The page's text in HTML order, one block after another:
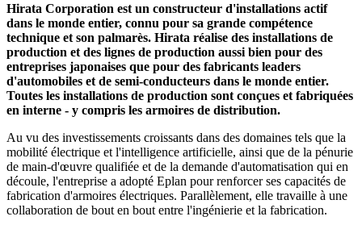
Hirata Corporation est un constructeur d'installations actif
dans le monde entier, connu pour sa grande compétence
technique et son palmarès. Hirata réalise des installations de
production et des lignes de production aussi bien pour des
entreprises japonaises que pour des fabricants leaders
d'automobiles et de semi-conducteurs dans le monde entier.
Toutes les installations de production sont conçues et fabriquées
en interne - y compris les armoires de distribution.
Au vu des investissements croissants dans des domaines tels que la
mobilité électrique et l'intelligence artificielle, ainsi que de la pénurie
de main-d'œuvre qualifiée et de la demande d'automatisation qui en
découle, l'entreprise a adopté Eplan pour renforcer ses capacités de
fabrication d'armoires électriques. Parallèlement, elle travaille à une
collaboration de bout en bout entre l'ingénierie et la fabrication.